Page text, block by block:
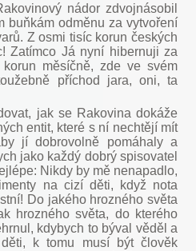
nádor zdvojnásobil
buňkám odměnu za vytvoření
Z osmi tisíc korun českých
Zatímco Já nyní hibernuji za
měsíčně, zde ve svém
příchod jara, oni, ta
jak se Rakovina dokáže
entit, které s ní nechtějí mít
jí dobrovolně pomáhaly a
jako každý dobrý spisovatel
Nikdy by mě nenapadlo,
na cizí děti, když nota
Do jakého hrozného světa
hrozného světa, do kterého
kdybych to býval věděl a
k tomu musí být člověk